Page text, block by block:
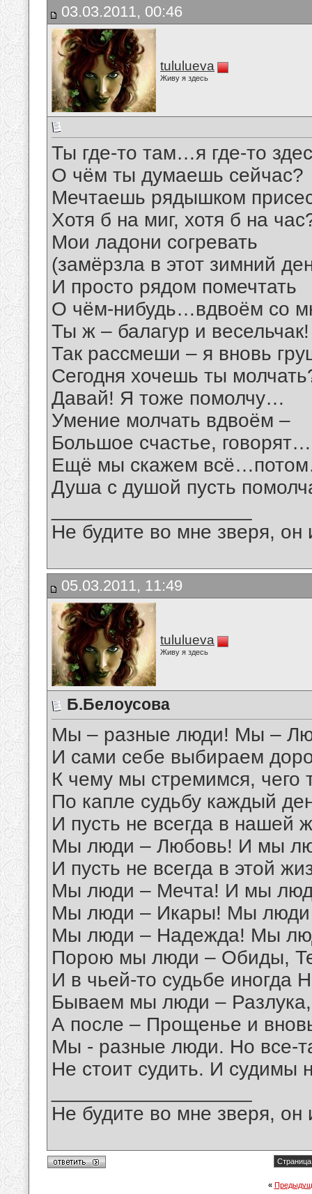
03.03.2011, 00:46
tululueva
Живу я здесь
Ты где-то там…я где-то
О чём ты думаешь сейчас?
Мечтаешь рядышком
Хотя б на миг, хотя б на
Мои ладони согревать
(замёрзла в этот зимний
И просто рядом помечтать
О чём-нибудь…вдвоём со
Ты ж – балагур и весельчак!
Так рассмеши – я вновь
Сегодня хочешь ты
Давай! Я тоже помолчу…
Умение молчать вдвоём –
Большое счастье, говорят…
Ещё мы скажем
Душа с душой пусть
Не будите во мне зверя, он
05.03.2011, 11:49
tululueva
Живу я здесь
Б.Белоусова
Мы – разные люди! Мы –
И сами себе выбираем
К чему мы стремимся, чего
По капле судьбу каждый
И пусть не всегда в нашей
Мы люди – Любовь! И мы
И пусть не всегда в этой
Мы люди – Мечта! И мы
Мы люди – Икары! Мы
Мы люди – Надежда! Мы
Порою мы люди – Обиды,
И в чьей-то судьбе иногда
Бываем мы люди –
А после – Прощенье и
Мы - разные люди. Но все-
Не стоит судить. И судимы
Не будите во мне зверя, он
«